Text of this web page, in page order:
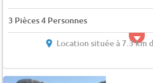
3 Pièces 4 Personnes
Location située à 7.3 km